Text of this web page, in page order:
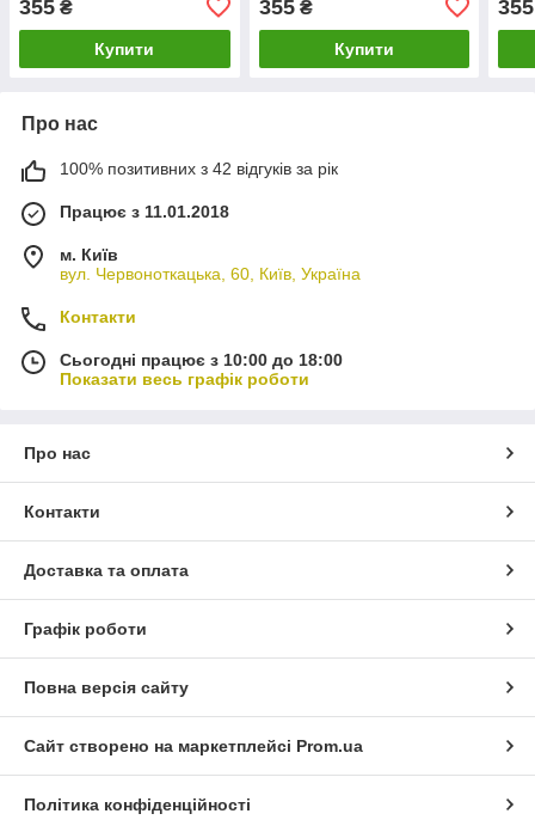
355 ₴
Купити
355₴
Купити
355
Про нас
100% позитивних з 42 відгуків за рік
Працює з 11.01.2018
м. Київ
вул. Червоноткацька, 60, Київ, Україна
Контакти
Сьогодні працює з 10:00 до 18:00
Показати весь графік роботи
Про нас
Контакти
Доставка та оплата
Графік роботи
Повна версія сайту
Сайт створено на маркетплейсі Prom.ua
Політика конфіденційності